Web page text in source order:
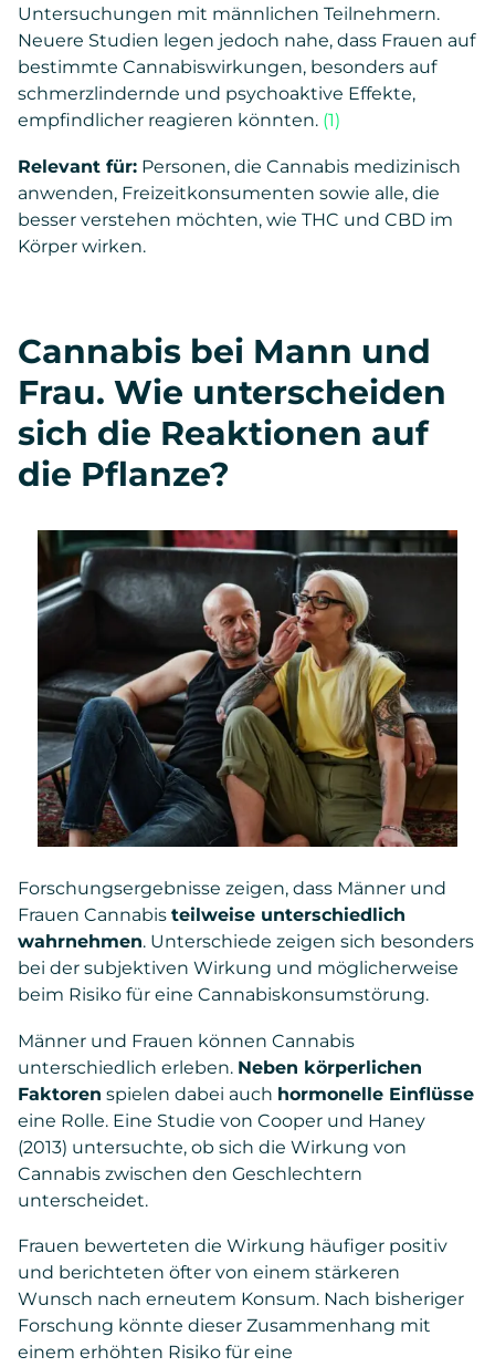
Untersuchungen mit männlichen Teilnehmern.
Neuere Studien legen jedoch nahe, dass Frauen auf
bestimmte Cannabiswirkungen, besonders auf
schmerzlindernde und psychoaktive Effekte,
empfindlicher reagieren könnten. (1)
Relevant für: Personen, die Cannabis medizinisch
anwenden, Freizeitkonsumenten sowie alle, die
besser verstehen möchten, wie THC und CBD im
Körper wirken.
Cannabis bei Mann und
Frau. Wie unterscheiden
sich die Reaktionen auf
die Pflanze?
Forschungsergebnisse zeigen, dass Männer und
Frauen Cannabis teilweise unterschiedlich
wahrnehmen. Unterschiede zeigen sich besonders
bei der subjektiven Wirkung und möglicherweise
beim Risiko für eine Cannabiskonsumstörung.
Männer und Frauen können Cannabis
unterschiedlich erleben. Neben körperlichen
Faktoren spielen dabei auch hormonelle Einflüsse
eine Rolle. Eine Studie von Cooper und Haney
(2013) untersuchte, ob sich die Wirkung von
Cannabis zwischen den Geschlechtern
unterscheidet.
Frauen bewerteten die Wirkung häufiger positiv
und berichteten öfter von einem stärkeren
Wunsch nach erneutem Konsum. Nach bisheriger
Forschung könnte dieser Zusammenhang mit
einem erhöhten Risiko für eine